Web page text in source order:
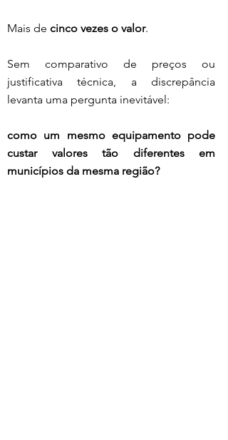
Mais de cinco vezes o valor.
Sem comparativo de preços ou
justificativa técnica, a discrepância
levanta uma pergunta inevitável:
como um mesmo equipamento pode
custar valores tão diferentes em
municípios da mesma região?